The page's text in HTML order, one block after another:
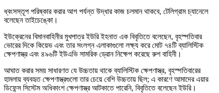
ধ্বংসস্তূপ পরিষ্কার করার আগ পর্যন্ত উদ্ধার কাজ চলমান থাকবে, টেলিগ্রাম চ্যানেলে
বলেছেন তাইচেঙ্কো।
ইউক্রেনের বিমানবাহিনীর মুখপাত্র ইউরি ইহনাত এক বিবৃতিতে বলেছেন, বৃহস্পতিবার
ভোরের দিকে কিয়েভ এবং তার সংলগ্ন এলাকাগুলো লক্ষ্য করে মোট ৭৪টি ব্যালিস্টিক
ক্ষেপণাস্ত্র এবং ৪৯৬টি ইউএভি সামরিক ড্রোন নিক্ষেপ করেছে রুশ বাহিনী।
আঘাত করার সময় সাধারণত যে উচ্চতায় থাকে ব্যালিস্টিক ক্ষেপণাস্ত্র, বৃহস্পতিবারের
হামলায় ব্যবহৃত ক্ষেপণাস্ত্রগুলো তার চেয়ে বেশি উচ্চতায় ছিল; এ কারণে আমাদের এয়ার
ডিফেন্স সিস্টেম অধিকাংশ ক্ষেপণাস্ত্র আটকাতে পারেনি, বিবৃতিতে বলেছেন ইউরি।